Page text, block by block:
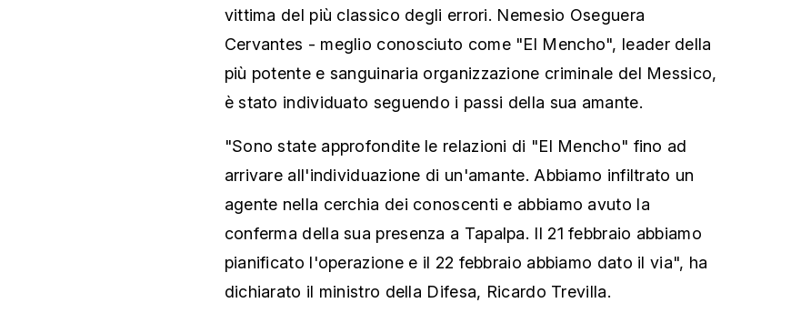
vittima del più classico degli errori. Nemesio Oseguera
Cervantes - meglio conosciuto come "El Mencho", leader della
più potente e sanguinaria organizzazione criminale del Messico,
è stato individuato seguendo i passi della sua amante.
"Sono state approfondite le relazioni di "El Mencho" fino ad
arrivare all'individuazione di un'amante. Abbiamo infiltrato un
agente nella cerchia dei conoscenti e abbiamo avuto la
conferma della sua presenza a Tapalpa. Il 21 febbraio abbiamo
pianificato l'operazione e il 22 febbraio abbiamo dato il via", ha
dichiarato il ministro della Difesa, Ricardo Trevilla.